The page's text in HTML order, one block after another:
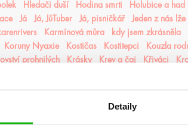
Detaily
Hledači duší Hodina smrti Holubice a had
Já Já, JůTuber Já, pisničkář Jeden z nás lže
Karmínová můra kdy jsem zkrásněla
Koruny Nyaxie Kostičas Kostitepci Kouzla
prohnilých Krásky Krev a čaj Křiváci